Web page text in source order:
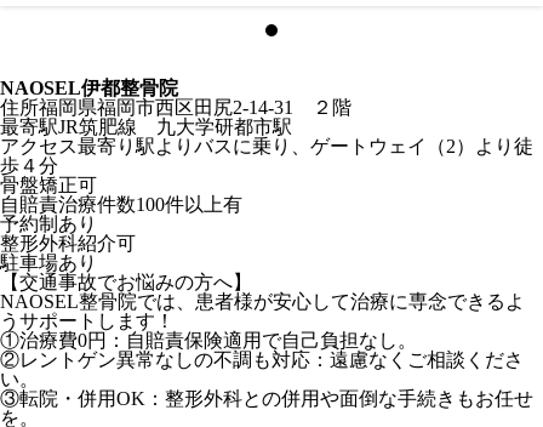
NAOSEL伊都整骨院
住所福岡県福岡市西区田尻2-14-31 ２階
最寄駅JR筑肥線 九大学研都市駅
アクセス最寄り駅よりバスに乗り、ゲートウェイ（2）より徒
歩４分
骨盤矯正可
自賠責治療件数100件以上有
予約制あり
整形外科紹介可
駐車場あり
【交通事故でお悩みの方へ】
NAOSEL整骨院では、患者様が安心して治療に専念できるよ
うサポートします！
①治療費0円：自賠責保険適用で自己負担なし。
②レントゲン異常なしの不調も対応：遠慮なくご相談くださ
い。
③転院・併用OK：整形外科との併用や面倒な手続きもお任せ
を。